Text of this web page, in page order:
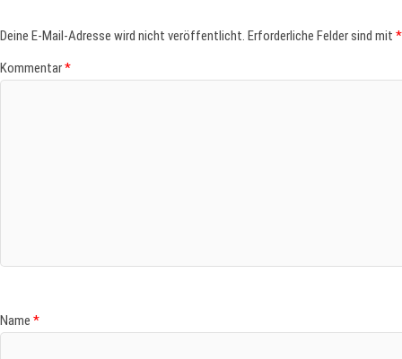
Deine E-Mail-Adresse wird nicht veröffentlicht. Erforderliche Felder sind mit *
Kommentar*
Name *